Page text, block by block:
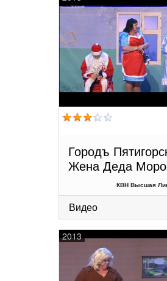
Городъ
Жена Деда
КВН Высшая
Видео
2013